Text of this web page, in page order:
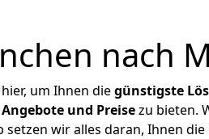
nach
um Ihnen diegünstigste
und Preisezu bieten.
wir alles daran, Ihnen